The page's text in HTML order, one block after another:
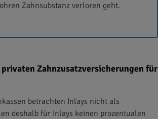
Zahnsubstanz verloren geht.
Zahnzusatzversicherungen für
betrachten Inlays nicht als
deshalb für Inlays keinen prozentualen